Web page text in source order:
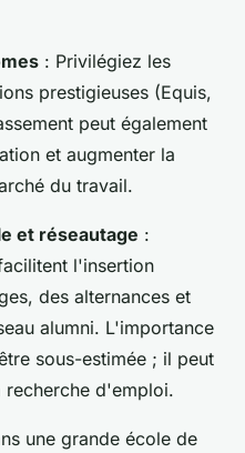
: Privilégiez les
prestigieuses (Equis,
peut également
et augmenter la
du travail.
et réseautage :
l'insertion
des alternances et
alumni. L'importance
sous-estimée ; il peut
d'emploi.
une grande école de